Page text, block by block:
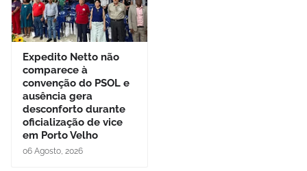
Expedito Netto não
comparece à
convenção do PSOL e
ausência gera
desconforto durante
oficialização de vice
em Porto Velho
06 Agosto, 2026